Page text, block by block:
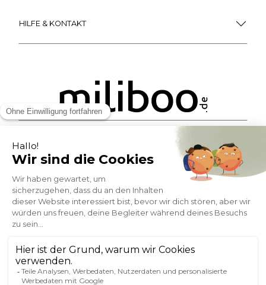
HILFE & KONTAKT
ZAHLUNGSMÖGLICHKEITEN